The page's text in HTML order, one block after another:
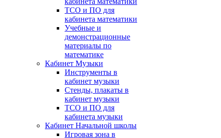
ТСО и ПО для
кабинета математики
Учебные и
демонстрационные
материалы по
математике
Кабинет Музыки
Инструменты в
кабинет музыки
Стенды, плакаты в
кабинет музыки
ТСО и ПО для
кабинета музыки
Кабинет Начальной школы
Игровая зона в